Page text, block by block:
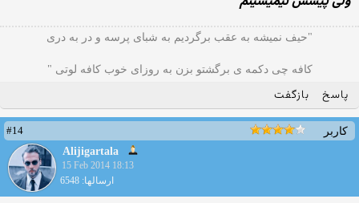
"حیف نمیشه به عقب برگردیم به شبای پرسه و در به دری
کافه چی دکمه ی برگشتو بزن به روزای خوب کافه لوتی "
پاسخ بازگفت
کاربر
#14
Alijigartala
15 Feb 2014 18:13
ارسالها: 6548